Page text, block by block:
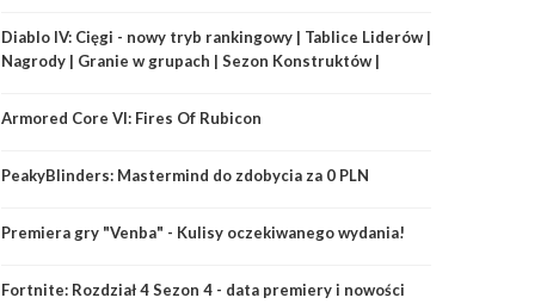
Diablo IV: Cięgi - nowy tryb rankingowy | Tablice Liderów |
Nagrody | Granie w grupach | Sezon Konstruktów |
Armored Core VI: Fires Of Rubicon
PeakyBlinders: Mastermind do zdobycia za 0 PLN
Premiera gry "Venba" - Kulisy oczekiwanego wydania!
Fortnite: Rozdział 4 Sezon 4 - data premiery i nowości